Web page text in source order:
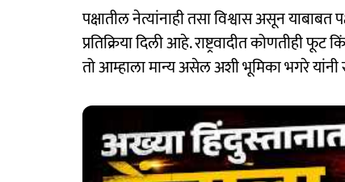
पक्षातील नेत्यांनाही तसा विश्वास असून
प्रतिक्रिया दिली आहे. राष्ट्रवादीत कोणतीही फूट
तो आम्हाला मान्य असेल अशी भूमिका भगरे यांनी